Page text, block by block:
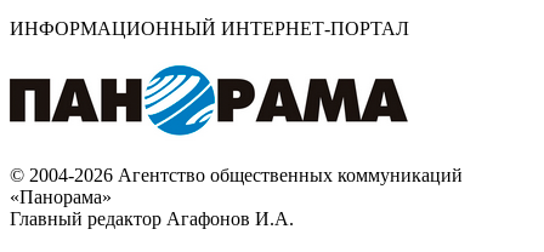
ИНФОРМАЦИОННЫЙ ИНТЕРНЕТ-ПОРТАЛ
© 2004-2026 Агентство общественных коммуникаций
«Панорама»
Главный редактор Агафонов И.А.